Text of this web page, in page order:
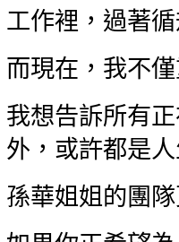
工作裡，過著
而現在，我不
我想告訴所有
外，或許都是
孫華姐姐的團